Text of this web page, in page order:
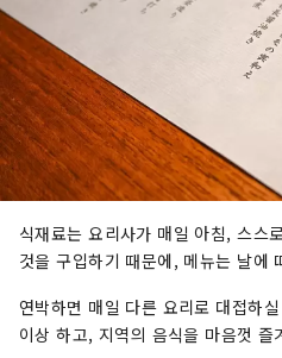
식재료는 요리사가 매일 아침, 스스
것을 구입하기 때문에, 메뉴는 날에
연박하면 매일 다른 요리로 대접하
이상 하고, 지역의 음식을 마음껏 즐